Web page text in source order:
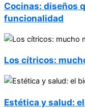
Cocinas: diseños
funcionalidad
Los cítricos:
Estética y salud: